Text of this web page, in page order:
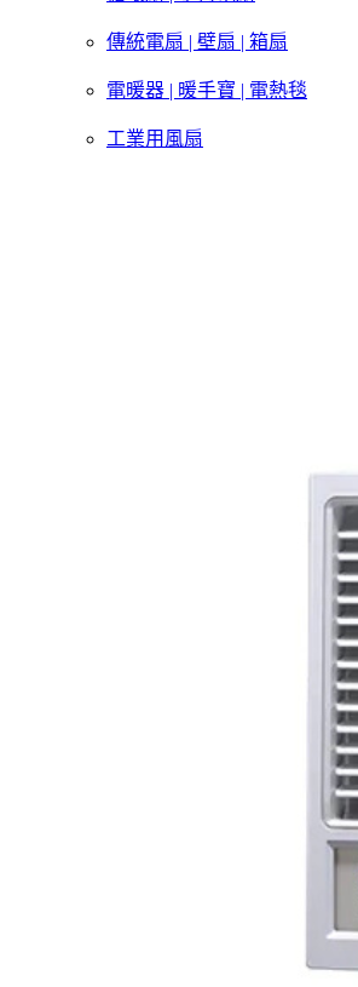
傳統電扇 | 壁扇 | 箱扇
電暖器 | 暖手寶 | 電熱毯
工業用風扇